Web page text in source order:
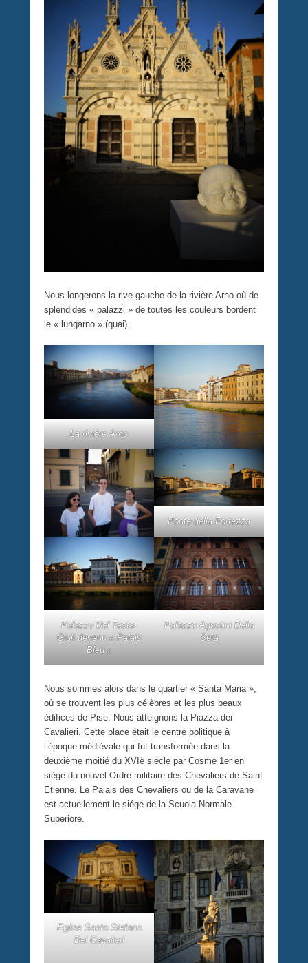
Nous longerons la rive gauche de la rivière Arno où de
splendides « palazzi » de toutes les couleurs bordent
le « lungarno » (quai).
La rivière Arno
Ponte della Fortezza
Palazzo Del Testa-
Giuli devenu « Palais
Bleu »
Palazzo Agostini Della
Seta
Nous sommes alors dans le quartier « Santa Maria »,
où se trouvent les plus célèbres et les plus beaux
édifices de Pise. Nous atteignons la Piazza dei
Cavalieri. Cette place était le centre politique à
l’époque médiévale qui fut transformée dans la
deuxième moitié du XVIè siécle par Cosme 1er en
siège du nouvel Ordre militaire des Chevaliers de Saint
Etienne. Le Palais des Chevaliers ou de la Caravane
est actuellement le siége de la Scuola Normale
Superiore.
Eglise Santo Stefano
Dei Cavalieri